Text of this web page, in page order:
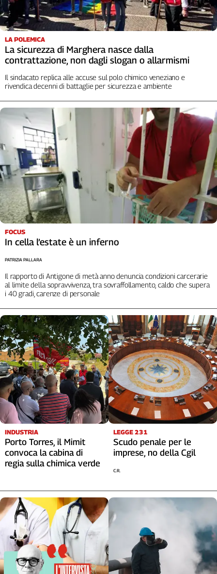
Liguria
Lombardia
Marche
Piemonte
Puglia
Sardegna
Sicilia
Toscana
Trentino
Umbria
Valle
D'Aosta
Veneto
Archivio
Storico
1955-
2014
Contatti
La
Newsletter
Social
LA POLEMICA
La sicurezza di Marghera nasce dalla
contrattazione, non dagli slogan o allarmismi
Il sindacato replica alle accuse sul polo chimico veneziano e
rivendica decenni di battaglie per sicurezza e ambiente
FOCUS
In cella l’estate è un inferno
Il rapporto di Antigone di metà anno denuncia condizioni carcerarie
al limite della sopravvivenza, tra sovraffollamento, caldo che supera
i 40 gradi, carenze di personale
PATRIZIA PALLARA
INDUSTRIA
Porto Torres, il Mimit
convoca la cabina di
regia sulla chimica verde
LEGGE 231
Scudo penale per le
imprese, no della Cgil
C.R.